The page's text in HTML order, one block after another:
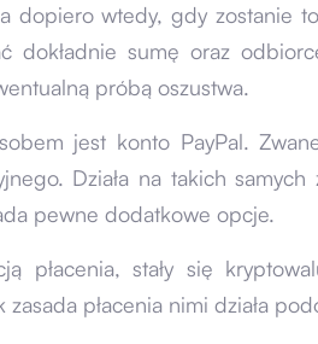
dopiero wtedy, gdy zostanie
dokładnie sumę oraz
próbą oszustwa.
jest konto PayPal.
Działa na takich
pewne dodatkowe opcje.
płacenia, stały się
zasada płacenia nimi działa